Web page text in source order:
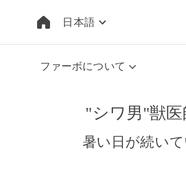
日本語
ファーボについて
"シワ男"獣
暑い日が続い